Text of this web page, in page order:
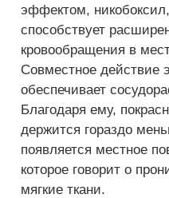
эффектом,
способствует
кровообращения в
Совместное действие
обеспечивает
Благодаря ему,
держится гораздо
появляется местное
которое говорит о
мягкие ткани.